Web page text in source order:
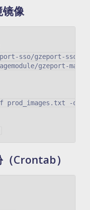
像
sso/gzeport-sso-
gzeport-
prod_images.txt -d /
Crontab）